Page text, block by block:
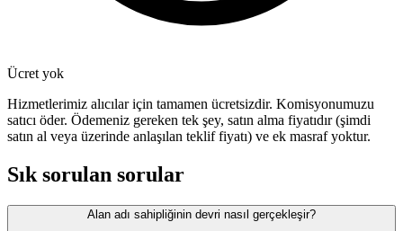
Ücret yok
Hizmetlerimiz alıcılar için tamamen ücretsizdir. Komisyonumuzu
satıcı öder. Ödemeniz gereken tek şey, satın alma fiyatıdır (şimdi
satın al veya üzerinde anlaşılan teklif fiyatı) ve ek masraf yoktur.
Sık sorulan sorular
Alan adı sahipliğinin devri nasıl gerçekleşir?